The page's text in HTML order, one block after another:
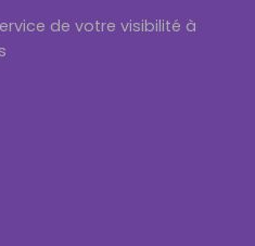
de votre visibilité à